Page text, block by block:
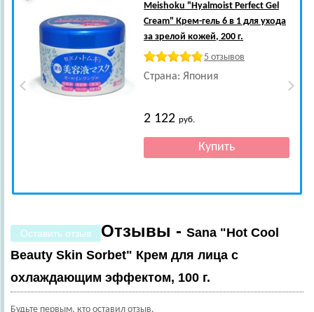
Meishoku "Hyalmoist Perfect Gel
Cream" Крем-гель 6 в 1 для ухода
за зрелой кожей, 200 г.
5 отзывов
Страна: Япония
2 122руб.
Оставить отзыв Отзывы - Sana "Hot Cool
Beauty Skin Sorbet" Крем для лица с
охлаждающим эффектом, 100 г.
Будьте первым, кто оставил отзыв.